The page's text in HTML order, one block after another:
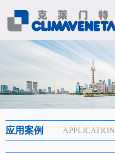
应用案例 APPLICATION